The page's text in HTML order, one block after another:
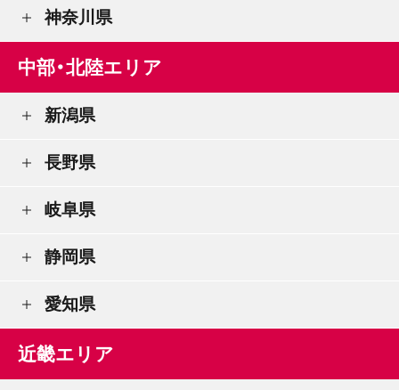
神奈川県
中部・北陸エリア
新潟県
長野県
岐阜県
静岡県
愛知県
近畿エリア